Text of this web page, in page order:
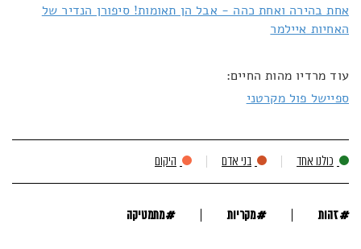
אחת בהירה ואחת כהה - אבל הן תאומות! סיפורן הנדיר של
האחיות איילמר
עוד מרדיו מהות החיים:
ספיישל פול מקרטני
כולנו אחד בני אדם היקום
#זהות #מקריות #מתמטיקה